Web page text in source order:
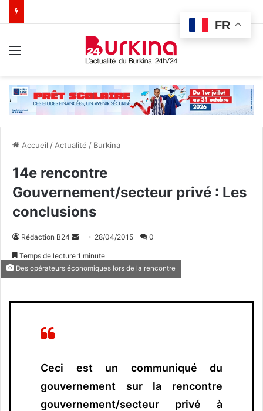
Accueil / Actualité / Burkina
14e rencontre
Gouvernement/secteur privé : Les
conclusions
Rédaction B24
v
o
u
r
28/04/2015 0
Temps de lecture 1 minute
Des opérateurs économiques lors de la rencontre
Ceci est un communiqué du
gouvernement sur la rencontre
gouvernement/secteur privé à
FR